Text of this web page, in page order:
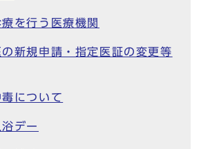
を行う医療機関
新規申請・指定医証の変更等
について
デー